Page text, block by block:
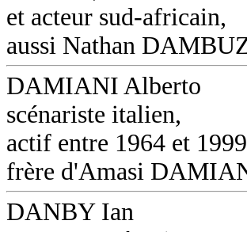
et acteur sud-africain,
aussi Nathan
DAMIANI Alberto
scénariste italien,
actif entre 1964 et
frère d'Amasi
DANBY Ian